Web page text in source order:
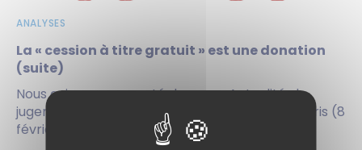
ANALYSES
La « cession à titre gratuit » est une donation
(suite)
Nous avions commenté dans nos Actualités le
jugement du tribunal de grande instance de Paris (8
février 2022 RG...